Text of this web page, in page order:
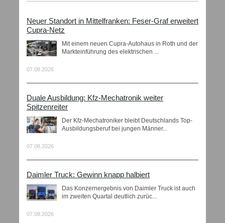
Neuer Standort in Mittelfranken: Feser-Graf erweitert
Cupra-Netz
Mit einem neuen Cupra-Autohaus in Roth und der
Markteinführung des elektrischen ...
07.08.2026
Duale Ausbildung: Kfz-Mechatronik weiter
Spitzenreiter
Der Kfz-Mechatroniker bleibt Deutschlands Top-
Ausbildungsberuf bei jungen Männer...
07.08.2026
Daimler Truck: Gewinn knapp halbiert
Das Konzernergebnis von Daimler Truck ist auch
im zweiten Quartal deutlich zurüc...
07.08.2026